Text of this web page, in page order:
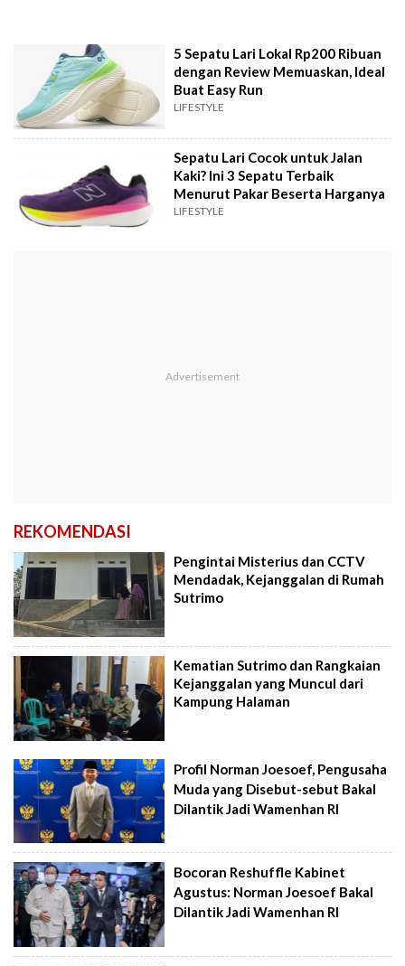
5 Sepatu Lari Lokal Rp200 Ribuan
dengan Review Memuaskan, Ideal
Buat Easy Run
LIFESTYLE
Sepatu Lari Cocok untuk Jalan
Kaki? Ini 3 Sepatu Terbaik
Menurut Pakar Beserta Harganya
LIFESTYLE
REKOMENDASI
Pengintai Misterius dan CCTV
Mendadak, Kejanggalan di Rumah
Sutrimo
Kematian Sutrimo dan Rangkaian
Kejanggalan yang Muncul dari
Kampung Halaman
Profil Norman Joesoef, Pengusaha
Muda yang Disebut-sebut Bakal
Dilantik Jadi Wamenhan RI
Bocoran Reshuffle Kabinet
Agustus: Norman Joesoef Bakal
Dilantik Jadi Wamenhan RI